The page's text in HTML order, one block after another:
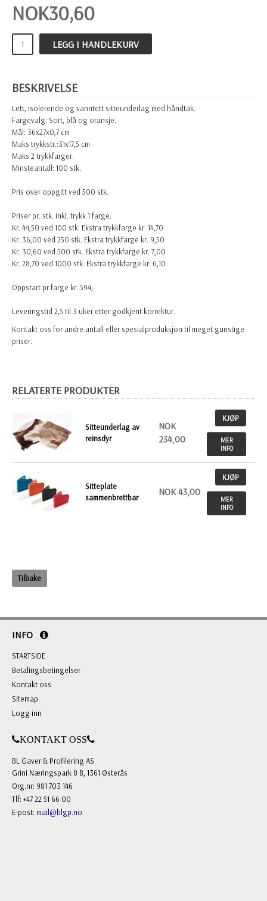
NOK30,60
LEGG I HANDLEKURV
BESKRIVELSE
Lett, isolerende og vanntett sitteunderlag med håndtak.
Fargevalg: Sort, blå og oransje.
Mål: 36x27x0,7 cm
Maks trykkstr.:31x17,5 cm
Maks 2 trykkfarger.
Minsteantall: 100 stk.
Pris over oppgitt ved 500 stk.
Priser pr. stk. inkl. trykk 1 farge.
Kr. 44,50 ved 100 stk. Ekstra trykkfarge kr. 14,70
Kr. 36,00 ved 250 stk. Ekstra trykkfarge kr. 9,50
Kr. 30,60 ved 500 stk. Ekstra trykkfarge kr. 7,00
Kr. 28,70 ved 1000 stk. Ekstra trykkfarge kr. 6,10
Oppstart pr farge kr. 594,-
Leveringstid 2,5 til 3 uker etter godkjent korrektur.
Kontakt oss for andre antall eller spesialproduksjon til meget gunstige
priser.
RELATERTE PRODUKTER
Sitteunderlag av
reinsdyr
NOK
234,00
KJØP
MER
INFO
Sitteplate
sammenbrettbar
NOK 43,00
KJØP
MER
INFO
Tilbake
INFO
STARTSIDE
Betalingsbetingelser
Kontakt oss
Sitemap
Logg inn
KONTAKT OSS
BL Gaver & Profilering AS
Grini Næringspark 8 B, 1361 Østerås
Org.nr: 981 703 146
Tlf: +47 22 51 66 00
E-post: mail@blgp.no